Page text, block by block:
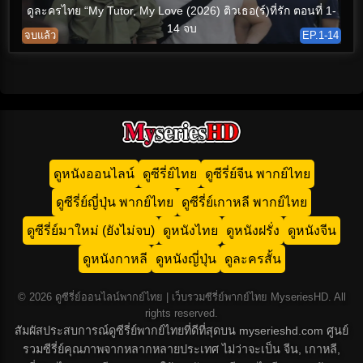
ดูละครไทย “My Tutor, My Love (2026) ติวเธอ(ร์)ที่รัก ตอนที่ 1-
14 จบ
จบแล้ว EP.1-14
ดูหนังออนไลน์ ดูซีรี่ย์ไทย ดูซีรี่ย์จีน พากย์ไทย
ดูซีรี่ย์ญี่ปุ่น พากย์ไทย ดูซีรี่ย์เกาหลี พากย์ไทย
ดูซีรี่ย์มาใหม่ (ยังไม่จบ) ดูหนังไทย ดูหนังฝรั่ง ดูหนังจีน
ดูหนังกาหลี ดูหนังญี่ปุ่น ดูละครสั้น
© 2026 ดูซีรี่ย์ออนไลน์พากย์ไทย | เว็บรวมซีรี่ย์พากย์ไทย MyseriesHD. All
rights reserved.
สัมผัสประสบการณ์ดูซีรี่ย์พากย์ไทยที่ดีที่สุดบน myserieshd.com ศูนย์
รวมซีรี่ย์คุณภาพจากหลากหลายประเทศ ไม่ว่าจะเป็น จีน, เกาหลี,